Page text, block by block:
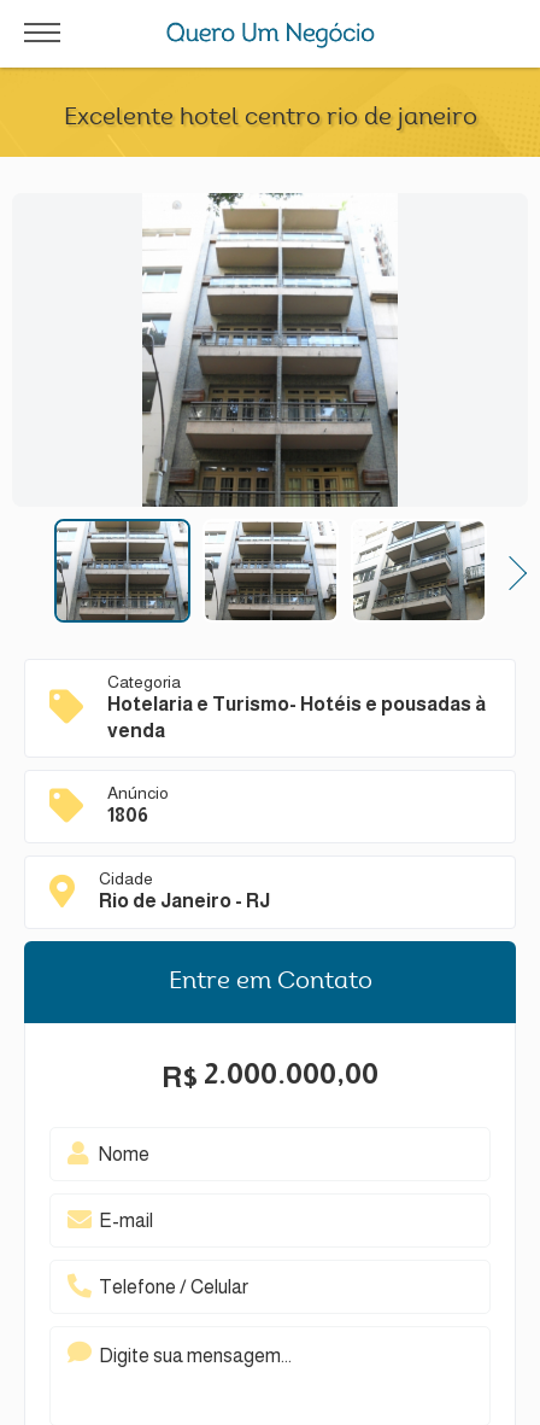
Excelente hotel centro rio de janeiro
Next
Categoria
Hotelaria e Turismo- Hotéis e pousadas à
venda
Anúncio
1806
Cidade
Rio de Janeiro - RJ
Entre em Contato
R$ 2.000.000,00